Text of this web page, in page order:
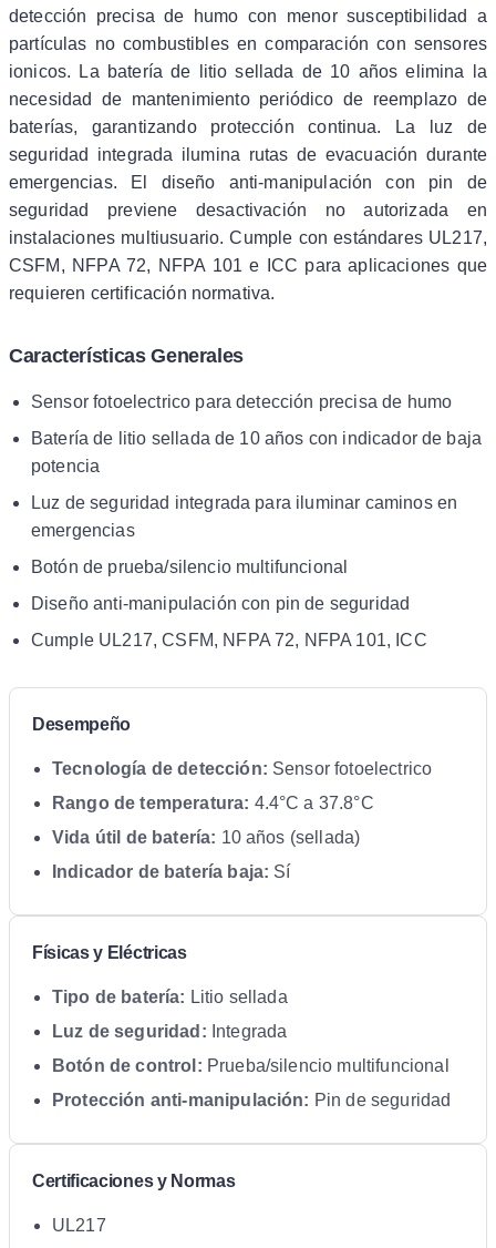
detección precisa de humo con menor susceptibilidad a
partículas no combustibles en comparación con sensores
ionicos. La batería de litio sellada de 10 años elimina la
necesidad de mantenimiento periódico de reemplazo de
baterías, garantizando protección continua. La luz de
seguridad integrada ilumina rutas de evacuación durante
emergencias. El diseño anti-manipulación con pin de
seguridad previene desactivación no autorizada en
instalaciones multiusuario. Cumple con estándares UL217,
CSFM, NFPA 72, NFPA 101 e ICC para aplicaciones que
requieren certificación normativa.
Características Generales
Sensor fotoelectrico para detección precisa de humo
Batería de litio sellada de 10 años con indicador de baja
potencia
Luz de seguridad integrada para iluminar caminos en
emergencias
Botón de prueba/silencio multifuncional
Diseño anti-manipulación con pin de seguridad
Cumple UL217, CSFM, NFPA 72, NFPA 101, ICC
Desempeño
Tecnología de detección: Sensor fotoelectrico
Rango de temperatura: 4.4°C a 37.8°C
Vida útil de batería: 10 años (sellada)
Indicador de batería baja: Sí
Físicas y Eléctricas
Tipo de batería: Litio sellada
Luz de seguridad: Integrada
Botón de control: Prueba/silencio multifuncional
Protección anti-manipulación: Pin de seguridad
Certificaciones y Normas
UL217